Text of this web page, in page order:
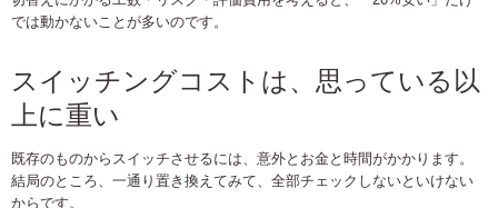
では動かないことが多いのです。
スイッチングコストは、思っている以
上に重い
既存のものからスイッチさせるには、意外とお金と時間がかかります。
結局のところ、一通り置き換えてみて、全部チェックしないといけない
からです。